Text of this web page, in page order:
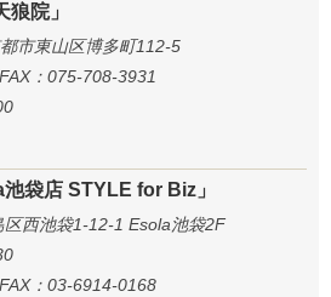
院」
市東山区博多町112-5
：075-708-3931
袋店 STYLE for Biz」
西池袋1-12-1 Esola池袋2F
：03-6914-0168